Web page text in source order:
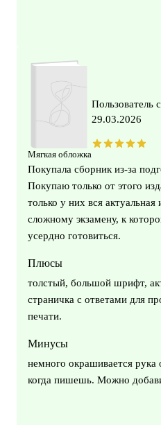
Мягкая обложка
Пользователь
29.03.2026
Покупала сборник из-за
Покупаю только от этого
только у них вся
сложному экзамену, к
усердно готовиться.
Плюсы
толстый, большой шрифт,
страничка с ответами для
печати.
Минусы
немного окрашивается рука
когда пишешь. Можно